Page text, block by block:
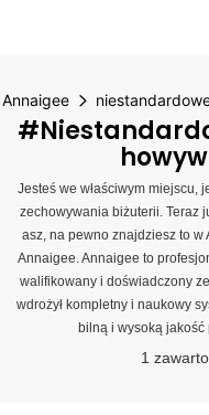
Annaigee
Jesteś we właściwym miejscu,
zechowywania biżuterii. Teraz
asz, na pewno znajdziesz to w
Annaigee. Annaigee to
walifikowany i doświadczony
wdrożył kompletny i naukowy
bilną i wysoką
1